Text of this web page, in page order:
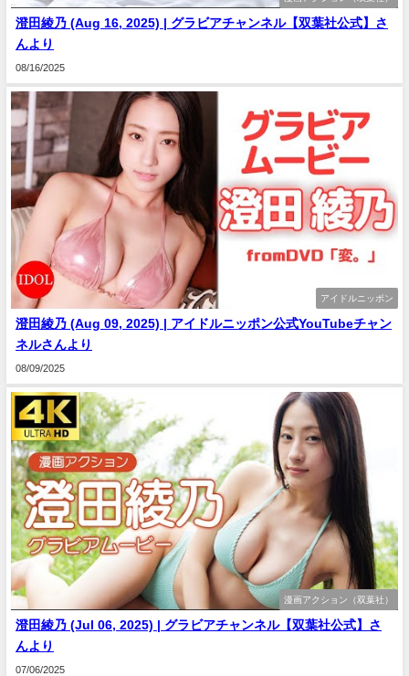
澄田綾乃 (Aug 16, 2025) | グラビアチャンネル【双葉社公式】さ
んより
08/16/2025
アイドルニッポン
澄田綾乃 (Aug 09, 2025) | アイドルニッポン公式YouTubeチャン
ネルさんより
08/09/2025
漫画アクション（双葉社）
澄田綾乃 (Jul 06, 2025) | グラビアチャンネル【双葉社公式】さ
んより
07/06/2025